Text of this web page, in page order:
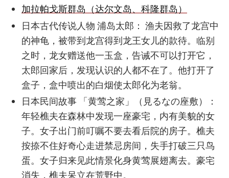
加拉帕戈斯群岛（达尔文岛、科隆群岛）
日本古代传说人物 浦岛太郎： 渔夫因救了龙宫中
的神龟，被带到龙宫得到龙王女儿的款待。临别
之时，龙女赠送他一玉盒，告诫不可以打开它，
太郎回家后，发现认识的人都不在了。他打开了
盒子，盒中喷出的白烟使太郎化为老翁。
日本民间故事 「黄莺之家」（見るなの座敷）：
年轻樵夫在森林中发现一座豪宅，内有美貌的女
子。女子出门前叮嘱不要去看后院的房子。樵夫
按捺不住好奇心走进禁忌房间，失手打破三只鸟
蛋。女子归来见此情景化身黄莺展翅离去。豪宅
消失，樵夫呆立在荒野中。